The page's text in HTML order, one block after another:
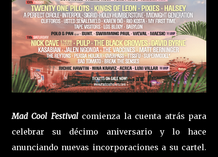
Mad Cool Festival comienza la cuenta atrás para
celebrar su décimo aniversario y lo hace
anunciando nuevas incorporaciones a su cartel.